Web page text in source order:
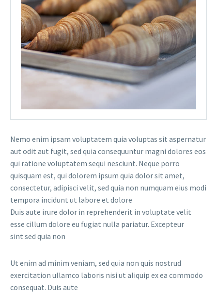
Nemo enim ipsam voluptatem quia voluptas sit aspernatur
aut odit aut fugit, sed quia consequuntur magni dolores eos
qui ratione voluptatem sequi nesciunt. Neque porro
quisquam est, qui dolorem ipsum quia dolor sit amet,
consectetur, adipisci velit, sed quia non numquam eius modi
tempora incidunt ut labore et dolore
Duis aute irure dolor in reprehenderit in voluptate velit
esse cillum dolore eu fugiat nulla pariatur. Excepteur
sint sed quia non
Ut enim ad minim veniam, sed quia non quis nostrud
exercitation ullamco laboris nisi ut aliquip ex ea commodo
consequat. Duis aute